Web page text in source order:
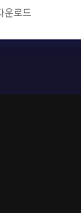
운로드